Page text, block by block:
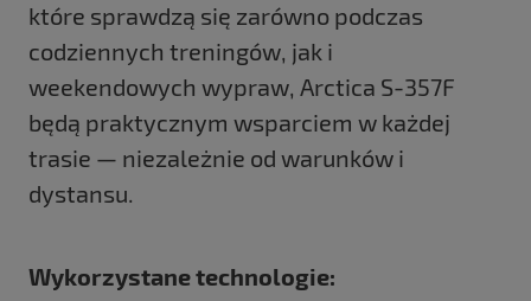
które sprawdzą się zarówno podczas
codziennych treningów, jak i
weekendowych wypraw, Arctica S-357F
będą praktycznym wsparciem w każdej
trasie — niezależnie od warunków i
dystansu.
Wykorzystane technologie: